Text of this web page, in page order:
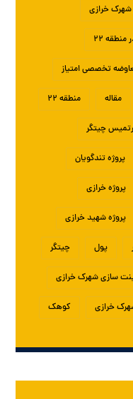
شهرک خرازی
۲۲
تخصصی امتیاز
مقاله منطقه ۲۲
چیتگر
پروژه تندگویان
پروژه خرازی
پروژه شهید خرازی
پول چیتگر
سازی شهرک خرازی
خرازی کوهک